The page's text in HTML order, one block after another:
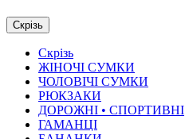
Скрізь
Скрізь
ЖІНОЧІ СУМКИ
ЧОЛОВІЧІ СУМКИ
РЮКЗАКИ
ДОРОЖНІ • СПОРТИВНІ
ГАМАНЦІ